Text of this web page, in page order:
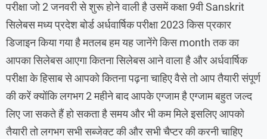
परीक्षा जो 2 जनवरी से शुरू होने वाली है उसमें कक्षा 9वी Sanskrit
सिलेबस मध्य प्रदेश बोर्ड अर्धवार्षिक परीक्षा 2023 किस प्रकार
डिजाइन किया गया है मतलब हम यह जानेंगे किस month तक का
आपका सिलेबस आएगा कितना सिलेबस आने वाला है और अर्धवार्षिक
परीक्षा के हिसाब से आपको कितना पढ़ना चाहिए वैसे तो आप तैयारी संपूर्ण
की करें क्योंकि लगभग 2 महीने बाद आपके एग्जाम है एग्जाम बहुत जल्द
लिए जा सकते हैं हो सकता है समय और भी कम मिले इसलिए आपको
तैयारी तो लगभग सभी सब्जेक्ट की और सभी चैप्टर की करनी चाहिए